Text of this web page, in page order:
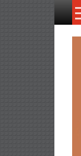
İçeriğe